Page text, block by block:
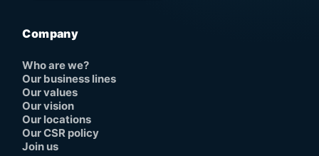
Company
Who are we?
Our business lines
Our values
Our vision
Our locations
Our CSR policy
Join us